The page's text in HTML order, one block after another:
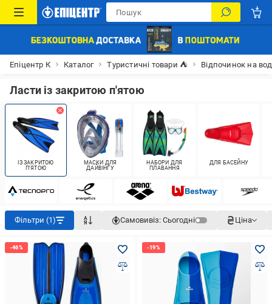
Епіцентр К Каталог Туристичні товари ⛺ Відпочинок на
Ласти із закритою п'ятою
ІЗ ЗАКРИТОЮ
П'ЯТОЮ
МАСКИ ДЛЯ
ДАЙВІНГУ
НАБОРИ ДЛЯ
ПЛАВАННЯ
ДЛЯ БАСЕЙНУ
Фільтри (1) Самовивіз: Сьогодні Ціна